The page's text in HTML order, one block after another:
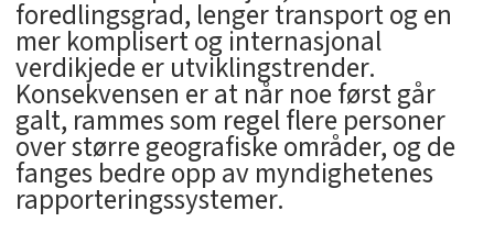
foredlingsgrad, lenger transport og en
mer komplisert og internasjonal
verdikjede er utviklingstrender.
Konsekvensen er at når noe først går
galt, rammes som regel flere personer
over større geografiske områder, og de
fanges bedre opp av myndighetenes
rapporteringssystemer.